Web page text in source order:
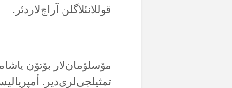
قوللانئلاگلن آراچ‌لاردئر.
مۆسلۆمان‌لار بۆتۆن
تمثیلجی‌لری‌دیر.